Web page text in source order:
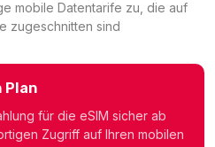
mobile Datentarife zu, die auf
zugeschnitten sind
Plan
für die eSIM sicher ab
Zugriff auf Ihren mobilen